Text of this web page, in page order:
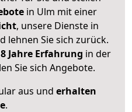
in Ulm mit einer
, unsere Dienste in
lehnen Sie sich zurück.
Jahre Erfahrung in der
Sie sich Angebote.
aus und erhalten
.